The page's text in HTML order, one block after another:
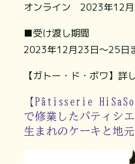
オンライン 2023年12月
■受け渡し期間
2023年12月23日～25日
【ガトー・ド・ボワ】詳
【Pâtisserie
で修業したパティシ
生まれのケーキと地